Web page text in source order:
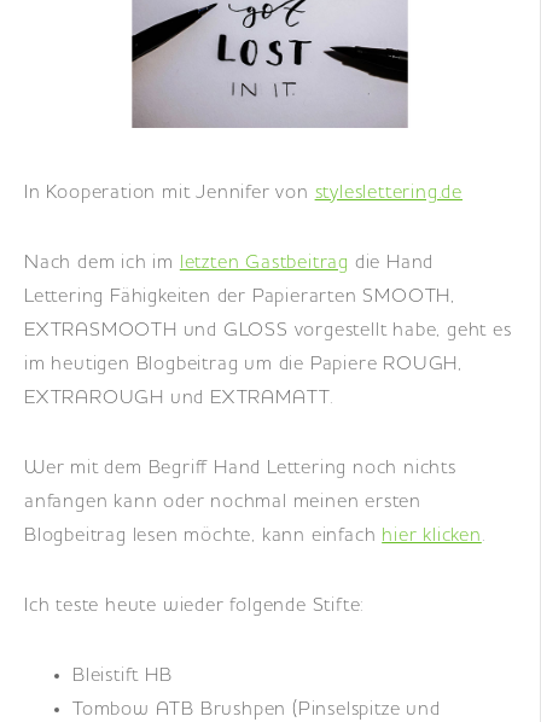
In Kooperation mit Jennifer von styleslettering.de
Nach dem ich im letzten Gastbeitrag die Hand
Lettering Fähigkeiten der Papierarten SMOOTH,
EXTRASMOOTH und GLOSS vorgestellt habe, geht es
im heutigen Blogbeitrag um die Papiere ROUGH,
EXTRAROUGH und EXTRAMATT.
Wer mit dem Begriff Hand Lettering noch nichts
anfangen kann oder nochmal meinen ersten
Blogbeitrag lesen möchte, kann einfach hier klicken.
Ich teste heute wieder folgende Stifte:
Bleistift HB
Tombow ATB Brushpen (Pinselspitze und